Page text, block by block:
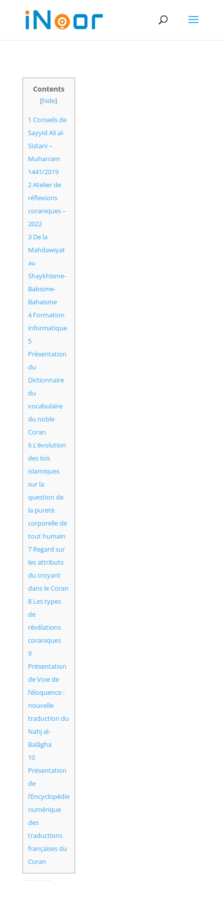
Contents
[hide]
1 Conseils de
Sayyid Ali al-
Sistani –
Muharram
1441/2019
2Atelier de
réflexions
coraniques –
2022
3De la
Mahdawiyat
au
Shaykhisme-
Babisme-
Bahaisme
4Formation
informatique
5
Présentation
du
Dictionnaire
du
vocabulaire
du noble
Coran
6L’évolution
des lois
islamiques
sur la
question de
la pureté
corporelle de
tout humain
7Regard sur
les attributs
du croyant
dans le Coran
8Les types
de
révélations
coraniques
9
Présentation
de Voie de
l’éloquence :
nouvelle
traduction du
Nahj al-
Balâgha
10
Présentation
de
l’Encyclopédie
numérique
des
traductions
françaises du
Coran